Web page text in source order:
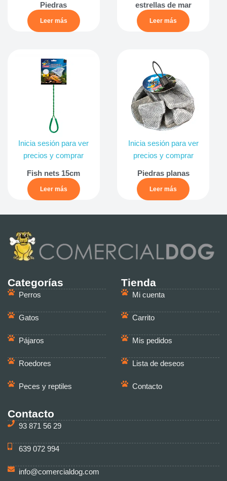
Piedras
Leer más
estrellas de mar
Leer más
Inicia sesión para ver
precios y comprar
Fish nets 15cm
Leer más
Inicia sesión para ver
precios y comprar
Piedras planas
Leer más
Categorías
Perros
Gatos
Pájaros
Roedores
Peces y reptiles
Tienda
Mi cuenta
Carrito
Mis pedidos
Lista de deseos
Contacto
Contacto
93 871 56 29
639 072 994
info@comercialdog.com